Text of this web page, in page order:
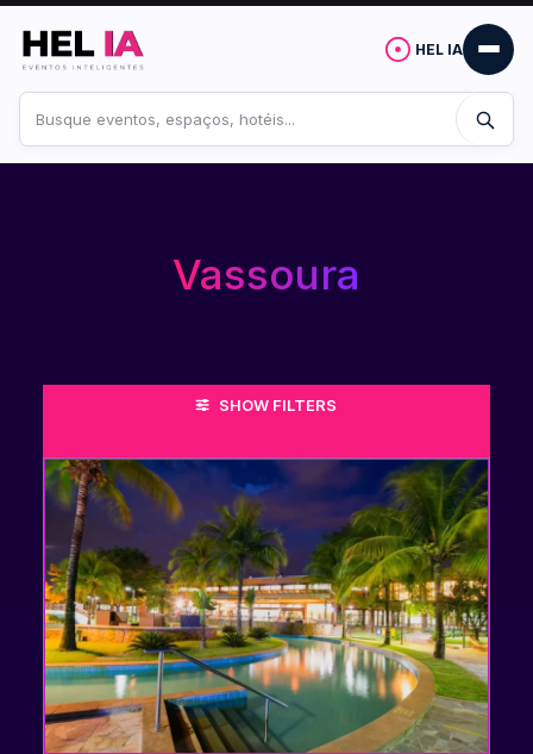
HEL IA
no
site
Vassoura
SHOW FILTERS